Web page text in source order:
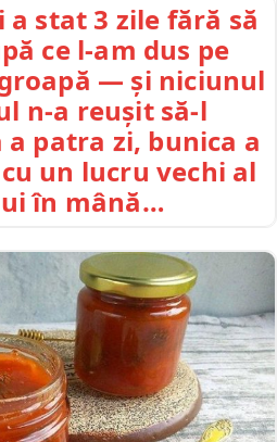
stat 3 zile fără să
ce l-am dus pe
— și niciunul
n-a reușit să-l
patra zi, bunica a
un lucru vechi al
în mână…